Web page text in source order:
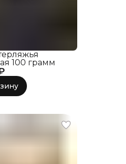
100 грамм